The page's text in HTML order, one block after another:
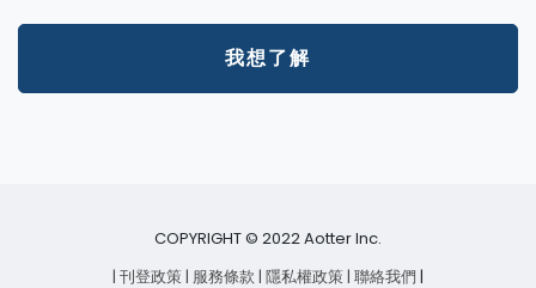
我想了解
COPYRIGHT © 2022 Aotter Inc.
| 刊登政策| 服務條款 | 隱私權政策| 聯絡我們 |